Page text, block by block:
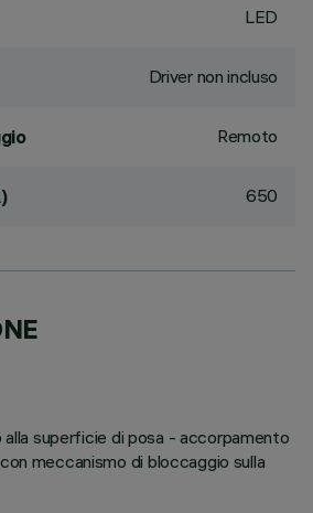
LED
Driver non incluso
Remoto
650
alla superficie di posa - accorpamento
meccanismo di bloccaggio sulla